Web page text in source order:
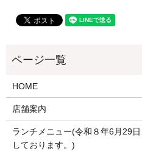
HOME
店舗案内
ランチメニュー(令和８年6月29
しております。)